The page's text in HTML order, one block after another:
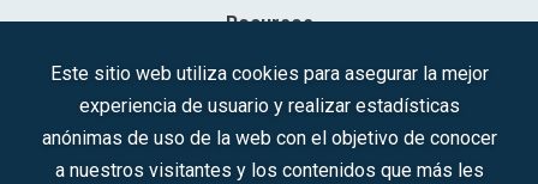
Recursos
Contacto
Sociedad Mercantil Estatal para la Gestión de la Innovación y las
Este sitio web utiliza cookies para asegurar la mejor
experiencia de usuario y realizar estadísticas
anónimas de uso de la web con el objetivo de conocer
a nuestros visitantes y los contenidos que más les